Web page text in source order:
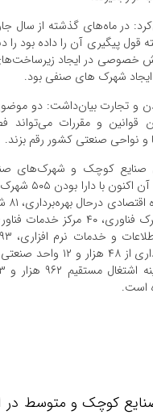
در ماه‌های گذشته از سال
پیگیری آن را داده بود را
خصوصی در ایجاد
شهرک های صنفی بود.
و تجارت بیان‌داشت: دو
قوانین و مقررات
نواحی صنعتی کشور رقم بزند.
صنایع کوچک و شهرک‌های
صنعتی تخصصی، ۶ شهرک فناوری، ۴۰
قرارداد منعقده و بهره‌برداری از
است.
صنایع کوچک و متوسط در